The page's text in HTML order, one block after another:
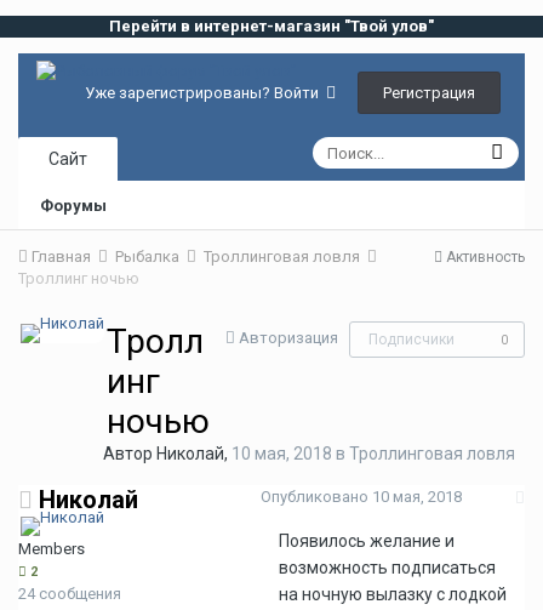
Перейти в интернет-магазин "Твой улов"
Уже зарегистрированы? Войти Регистрация
Сайт
Форумы
Активность
Главная Рыбалка
Троллинговая ловля
Троллинг ночью
Авторизация Подписчики 0
Тролл
инг
ночью
Автор Николай, 10 мая, 2018 в Троллинговая ловля
Николай
Members
2
24 сообщения
Опубликовано 10 мая, 2018
Появилось желание и
возможность подписаться
на ночную вылазку с лодкой